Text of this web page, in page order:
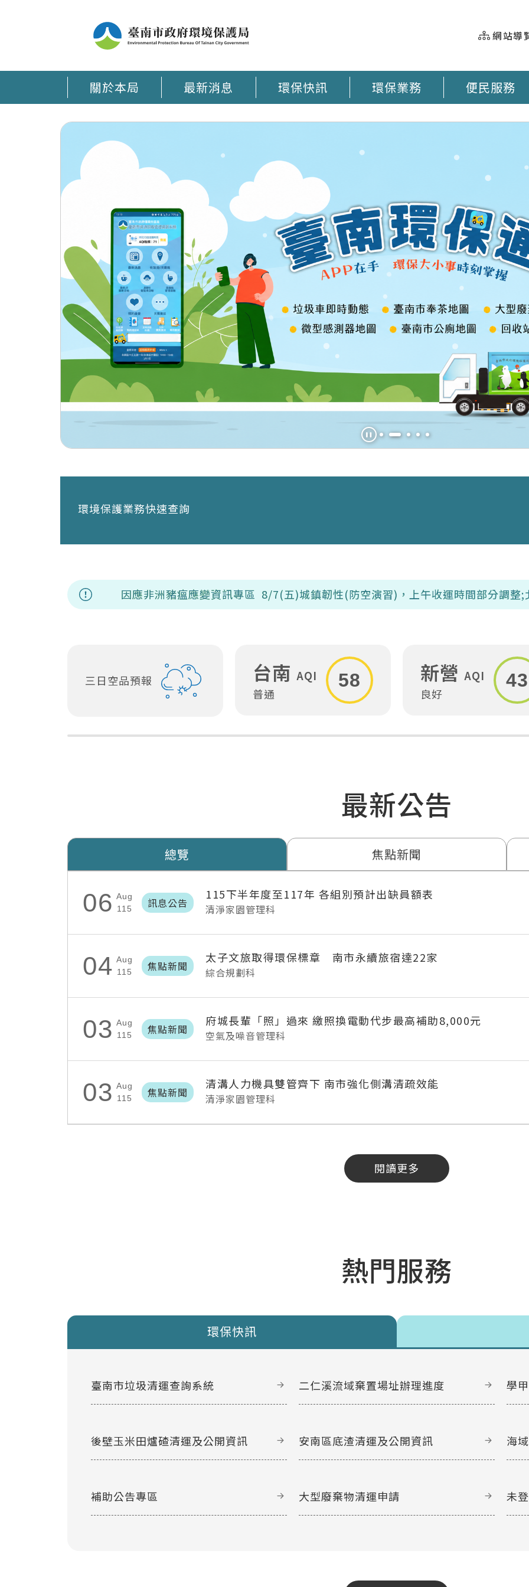
網站導
關於本局 最新消息 環保快訊 環保業務 便民服務
臺南環保通 APP在手 環保大小事時刻掌握 垃圾車即時動態 臺南市奉茶地圖 大型廢棄物清運
環境保護業務快速查詢
因應非洲豬瘟應變資訊專區 8/7(五)城鎮韌性(防空演習)，上午收運時間部分調整;北區、東區、南
三日空品預報 台南 AQI
普通
58 新營 AQI
良好
43
最新公告
總覽 焦點新聞
06 Aug
115
訊息公告
115下半年度至117年 各組別預計出缺員額表
清淨家園管理科
04 Aug
115
焦點新聞
太子文旅取得環保標章 南市永續旅宿達22家
綜合規劃科
03 Aug
115
焦點新聞
府城長輩「照」過來 繳照換電動代步最高補助8,000元
空氣及噪音管理科
03 Aug
115
焦點新聞
清溝人力機具雙管齊下 南市強化側溝清疏效能
清淨家園管理科
閱讀更多
熱門服務
環保快訊
臺南市垃圾清運查詢系統 二仁溪流域棄置場址辦理進度 學
後壁玉米田爐碴清運及公開資訊 安南區底渣清運及公開資訊 海
補助公告專區 大型廢棄物清運申請 未